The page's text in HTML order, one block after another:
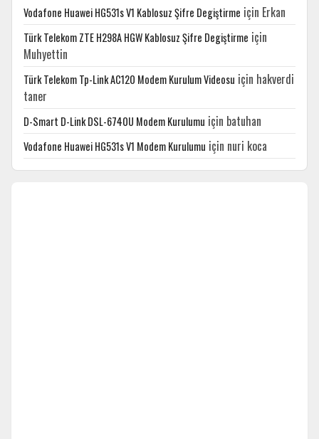
Vodafone Huawei HG531s V1 Kablosuz Şifre Degiştirme için Erkan
Türk Telekom ZTE H298A HGW Kablosuz Şifre Degiştirme için
Muhyettin
Türk Telekom Tp-Link AC120 Modem Kurulum Videosu için hakverdi
taner
D-Smart D-Link DSL-6740U Modem Kurulumu için batuhan
Vodafone Huawei HG531s V1 Modem Kurulumu için nuri koca